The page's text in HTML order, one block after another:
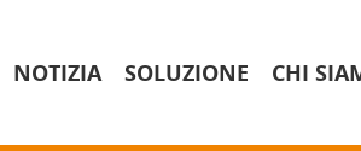
NOTIZIA SOLUZIONE CHI